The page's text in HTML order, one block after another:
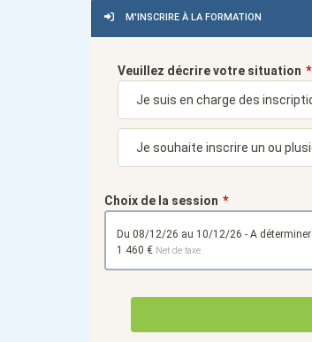
M'INSCRIRE À LA FORMATION
Veuillez décrire votre situation
Choix de la session
du 08/12/26 au 10/12/26 - A déterminer
1 460 € Net de taxe